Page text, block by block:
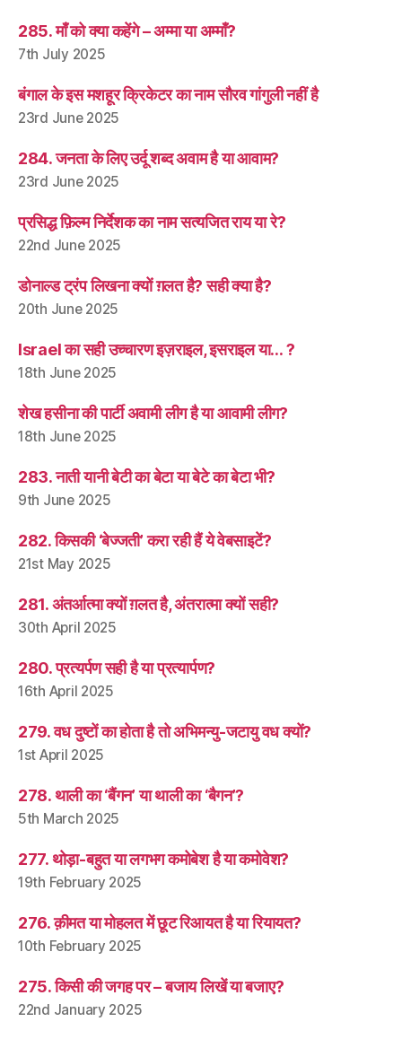
285. माँ को क्या कहेंगे – अम्मा या अम्माँ?
7th July 2025
बंगाल के इस मशहूर क्रिकेटर का नाम सौरव गांगुली नहीं है
23rd June 2025
284. जनता के लिए उर्दू शब्द अवाम है या आवाम?
23rd June 2025
प्रसिद्ध फ़िल्म निर्देशक का नाम सत्यजित राय या रे?
22nd June 2025
डोनाल्ड ट्रंप लिखना क्यों ग़लत है? सही क्या है?
20th June 2025
Israel का सही उच्चारण इज़राइल, इसराइल या… ?
18th June 2025
शेख हसीना की पार्टी अवामी लीग है या आवामी लीग?
18th June 2025
283. नाती यानी बेटी का बेटा या बेटे का बेटा भी?
9th June 2025
282. किसकी ‘बेज्जती’ करा रही हैं ये वेबसाइटें?
21st May 2025
281. अंतर्आत्मा क्यों ग़लत है, अंतरात्मा क्यों सही?
30th April 2025
280. प्रत्यर्पण सही है या प्रत्यार्पण?
16th April 2025
279. वध दुष्टों का होता है तो अभिमन्यु-जटायु वध क्यों?
1st April 2025
278. थाली का ‘बैंगन’ या थाली का ‘बैगन’?
5th March 2025
277. थोड़ा-बहुत या लगभग कमोबेश है या कमोवेश?
19th February 2025
276. क़ीमत या मोहलत में छूट रिआयत है या रियायत?
10th February 2025
275. किसी की जगह पर – बजाय लिखें या बजाए?
22nd January 2025